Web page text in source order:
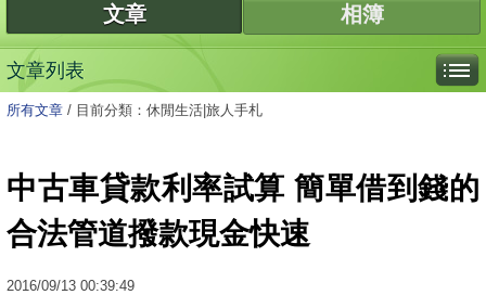
文章 相簿
文章列表
所有文章 / 目前分類：休閒生活|旅人手札
中古車貸款利率試算 簡單借到錢的
合法管道撥款現金快速
2016/09/13 00:39:49